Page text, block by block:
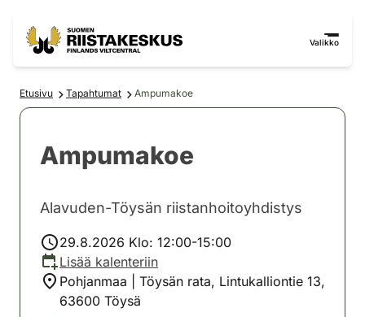
Valikko
Etusivu Tapahtumat Ampumakoe
Ampumakoe
Alavuden-Töysän riistanhoitoyhdistys
29.8.2026 Klo: 12:00-15:00
Lisää kalenteriin
Pohjanmaa | Töysän rata, Lintukalliontie 13,
63600 Töysä